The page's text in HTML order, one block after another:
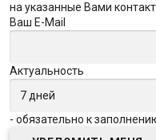
на указанные Вами
Ваш E-Mail
Актуальность
- обязательно к